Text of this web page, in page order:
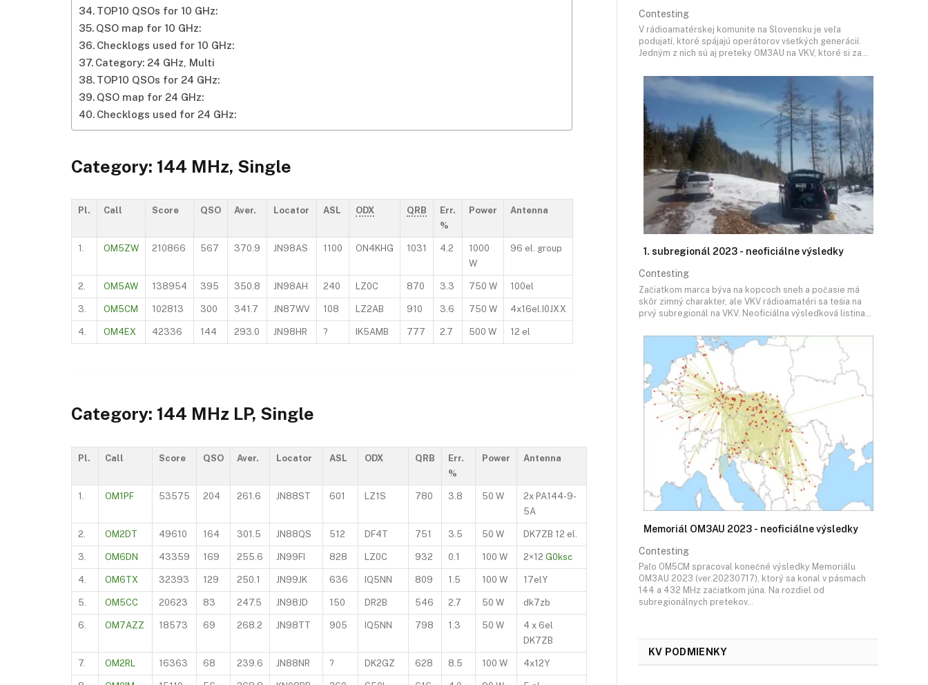
TOP10 QSOs for 10 GHz:
QSO map for 10 GHz:
Checklogs used for 10 GHz:
Category: 24 GHz, Multi
TOP10 QSOs for 24 GHz:
QSO map for 24 GHz:
Checklogs used for 24 GHz:
Category: 144 MHz, Single
Pl. Call Score QSO Aver. Locator ASL ODX QRB
Err.
%
Power Antenna
1. OM5ZW 210866 567 370.9 JN98AS 1100 ON4KHG 1031 4.2
1000
W
96 el. group
2. OM5AW 138954 395 350.8 JN98AH 240 LZ0C 870 3.3 750 W 100el
3. OM5CM 102813 300 341.7 JN87WV 108 LZ2AB 910 3.6 750 W 4x16el.I0JXX
4. OM4EX 42336 144 293.0 JN98HR ? IK5AMB 777 2.7 500 W 12 el
Category: 144 MHz LP, Single
Pl. Call Score QSO Aver. Locator ASL ODX QRB
Err.
%
Power Antenna
1. OM1PF 53575 204 261.6 JN88ST 601 LZ1S 780 3.8 50 W
2x PA144-9-
5A
2. OM2DT 49610 164 301.5 JN88QS 512 DF4T 751 3.5 50 W DK7ZB 12 el.
3. OM6DN 43359 169 255.6 JN99FI 828 LZ0C 932 0.1 100 W 2×12 G0ksc
4. OM6TX 32393 129 250.1 JN99JK 636 IQ5NN 809 1.5 100 W 17elY
5. OM5CC 20623 83 247.5 JN98JD 150 DR2B 546 2.7 50 W dk7zb
6. OM7AZZ 18573 69 268.2 JN98TT 905 IQ5NN 798 1.3 50 W
4 x 6el
DK7ZB
7. OM2RL 16363 68 239.6 JN88NR ? DK2GZ 628 8.5 100 W 4x12Y
Contesting
V rádioamatérskej komunite na Slovensku je veľa
podujatí, ktoré spájajú operátorov všetkých generácií.
Jedným z nich sú aj preteky OM3AU na VKV, ktoré si za…
1. subregionál 2023 - neoficiálne výsledky
Contesting
Začiatkom marca býva na kopcoch sneh a počasie má
skôr zimný charakter, ale VKV rádioamatéri sa tešia na
prvý subregionál na VKV. Neoficiálna výsledková listina…
Memoriál OM3AU 2023 - neoficiálne výsledky
Contesting
Paľo OM5CM spracoval konečné výsledky Memoriálu
OM3AU 2023 (ver.20230717), ktorý sa konal v pásmach
144 a 432 MHz začiatkom júna. Na rozdiel od
subregionálnych pretekov…
KV PODMIENKY